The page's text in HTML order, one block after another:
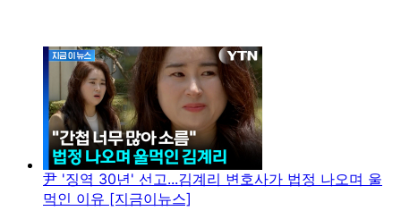
尹 '징역 30년' 선고...김계리 변호사가 법정 나오며 울
먹인 이유 [지금이뉴스]